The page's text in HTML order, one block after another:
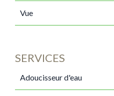
Vue
SERVICES
Adoucisseur d'eau